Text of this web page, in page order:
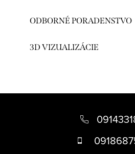
ODBORNÉ PORADENSTVO
3D VIZUALIZÁCIE